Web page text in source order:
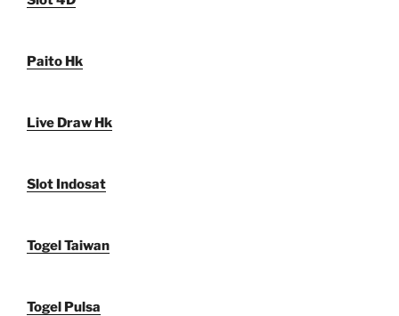
Paito Hk
Live Draw Hk
Slot Indosat
Togel Taiwan
Togel Pulsa